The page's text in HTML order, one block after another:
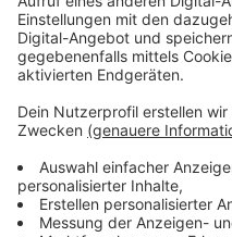
Das Gelände liegt in
Schutzgebieten,
Augenmerk auf eine
Gleichzeitig soll das
stärken und langfristig
der Region werden
entscheidend bleiben
Wirtschaftlichkeit und